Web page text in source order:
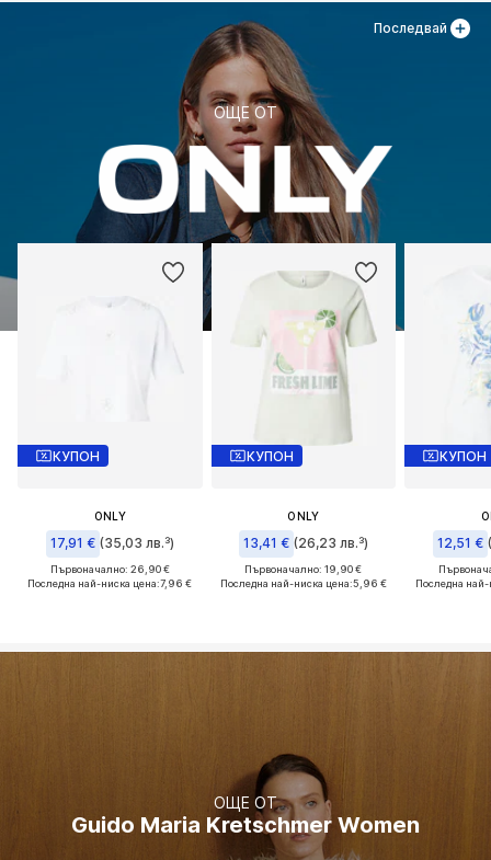
ОЩЕ ОТ
КУПОН
ONLY
17,91 € (35,03 лв.³)
Първоначално: 26,90 €
Последна най-ниска цена:7,96 €
КУПОН
ONLY
13,41 € (26,23 лв.³)
Първоначално: 19,90 €
Последна най-ниска цена:5,96 €
КУПОН
12,51 €
Последна
Последвай
ОЩЕ ОТ
Guido Maria Kretschmer Women